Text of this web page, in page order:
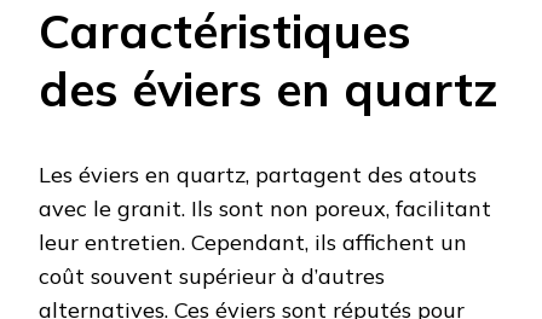
Caractéristiques
des éviers en quartz
Les éviers en quartz, partagent des atouts
avec le granit. Ils sont non poreux, facilitant
leur entretien. Cependant, ils affichent un
coût souvent supérieur à d’autres
alternatives. Ces éviers sont réputés pour